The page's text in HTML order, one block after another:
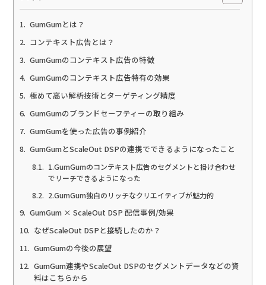
GumGumとは？
コンテキスト広告とは？
GumGumのコンテキスト広告の特徴
GumGumのコンテキスト広告特有の効果
極めて高い解析技術とターゲティング精度
GumGumのブランドセーフティーの取り組み
GumGumを使った広告の事例紹介
GumGumとScaleOut DSPの連携でできるようになったこと
1.GumGumのコンテキスト広告のセグメントと掛け合わせ
でリーチできるようになった
2.GumGum独自のリッチなクリエイティブが魅力的
GumGum × ScaleOut DSP 配信事例/効果
なぜScaleOut DSPと接続したのか？
GumGumの今後の展望
GumGum連携やScaleOut DSPのセグメントデータなどの資
料はこちらから